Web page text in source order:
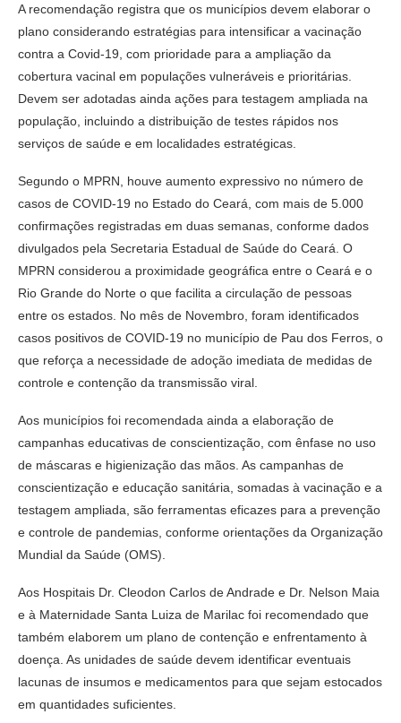
A recomendação registra que os municípios devem elaborar o
plano considerando estratégias para intensificar a vacinação
contra a Covid-19, com prioridade para a ampliação da
cobertura vacinal em populações vulneráveis e prioritárias.
Devem ser adotadas ainda ações para testagem ampliada na
população, incluindo a distribuição de testes rápidos nos
serviços de saúde e em localidades estratégicas.
Segundo o MPRN, houve aumento expressivo no número de
casos de COVID-19 no Estado do Ceará, com mais de 5.000
confirmações registradas em duas semanas, conforme dados
divulgados pela Secretaria Estadual de Saúde do Ceará. O
MPRN considerou a proximidade geográfica entre o Ceará e o
Rio Grande do Norte o que facilita a circulação de pessoas
entre os estados. No mês de Novembro, foram identificados
casos positivos de COVID-19 no município de Pau dos Ferros, o
que reforça a necessidade de adoção imediata de medidas de
controle e contenção da transmissão viral.
Aos municípios foi recomendada ainda a elaboração de
campanhas educativas de conscientização, com ênfase no uso
de máscaras e higienização das mãos. As campanhas de
conscientização e educação sanitária, somadas à vacinação e a
testagem ampliada, são ferramentas eficazes para a prevenção
e controle de pandemias, conforme orientações da Organização
Mundial da Saúde (OMS).
Aos Hospitais Dr. Cleodon Carlos de Andrade e Dr. Nelson Maia
e à Maternidade Santa Luiza de Marilac foi recomendado que
também elaborem um plano de contenção e enfrentamento à
doença. As unidades de saúde devem identificar eventuais
lacunas de insumos e medicamentos para que sejam estocados
em quantidades suficientes.